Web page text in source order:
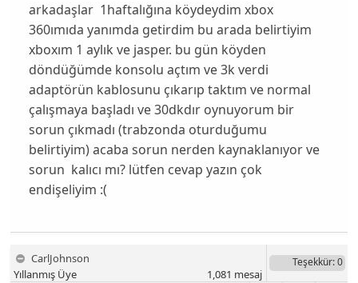
arkadaşlar 1haftalığına köydeydim xbox
360ımıda yanımda getirdim bu arada belirtiyim
xboxım 1 aylık ve jasper. bu gün köyden
döndüğümde konsolu açtım ve 3k verdi
adaptörün kablosunu çıkarıp taktım ve normal
çalışmaya başladı ve 30dkdır oynuyorum bir
sorun çıkmadı (trabzonda oturduğumu
belirtiyim) acaba sorun nerden kaynaklanıyor ve
sorun kalıcı mı? lütfen cevap yazın çok
endişeliyim :(
CarlJohnson
Yıllanmış Üye
Teşekkür: 0
1,081 mesaj